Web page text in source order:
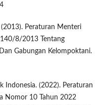
Peraturan Menteri
8/2013 Tentang
Gabungan Kelompoktani.
Indonesia. (2022). Peraturan
Nomor 10 Tahun 2022